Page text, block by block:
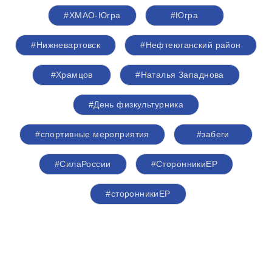
#ХМАО-Югра #Югра
#Нижневартовск #Нефтеюганский район
#Храмцов #Наталья Западнова
#День физкультурника
#спортивные мероприятия #забеги
#СилаРоссии #СторонникиЕР
#сторонникиЕР